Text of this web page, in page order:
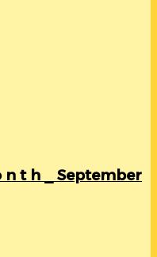
n t h _ September